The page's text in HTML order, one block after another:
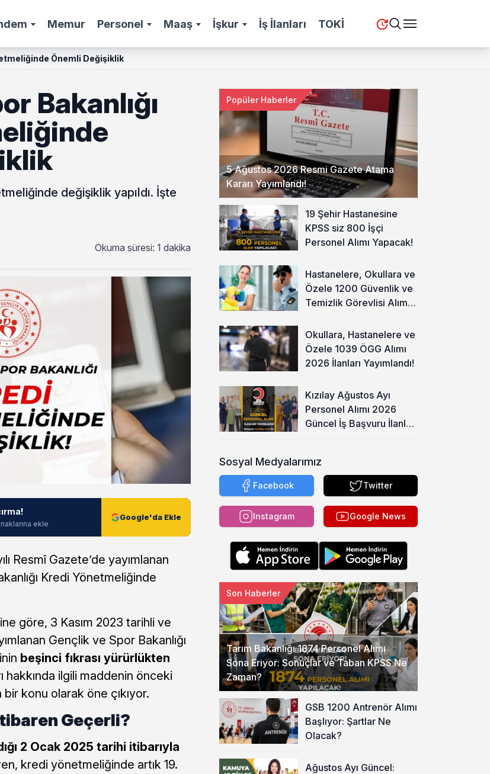
Memur Personel Maaş İşkur İş İlanları TOKİ
Önemli Değişiklik
Bakanlığı
değişiklik yapıldı. İşte
Okuma süresi: 1 dakika
ekle
Google'da Ekle
Resmî Gazete’de yayımlanan
Kredi Yönetmeliğinde
göre, 3 Kasım 2023 tarihli ve
Gençlik ve Spor Bakanlığı
beşinci fıkrası yürürlükten
hakkında ilgili maddenin önceki
konu olarak öne çıkıyor.
Geçerli?
2 Ocak 2025 tarihi itibarıyla
kredi yönetmeliğinde artık 19.
5 Ağustos 2026 Resmi Gazete Atama
Kararı Yayımlandı!
Popüler Haberler
19 Şehir Hastanesine
KPSS siz 800 İşçi
Personel Alımı Yapacak!
Hastanelere, Okullara ve
Özele 1200 Güvenlik ve
Temizlik Görevlisi Alımı
Okullara, Hastanelere ve
Özele 1039 ÖGG Alımı
2026 İlanları Yayımlandı!
Kızılay Ağustos Ayı
Personel Alımı 2026
Güncel İş Başvuru İlanları
Sosyal Medyalarımız
Facebook Twitter
Instagram Google News
Tarım Bakanlığı 1874 Personel Alımı
Sona Eriyor: Sonuçlar ve Taban KPSS Ne
Zaman?
Son Haberler
GSB 1200 Antrenör Alımı
Başlıyor: Şartlar Ne
Olacak?
Ağustos Ayı Güncel: